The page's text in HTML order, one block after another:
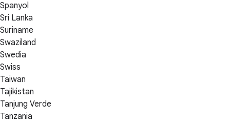
Spanyol
Sri Lanka
Suriname
Swaziland
Swedia
Swiss
Taiwan
Tajikistan
Tanjung Verde
Tanzania